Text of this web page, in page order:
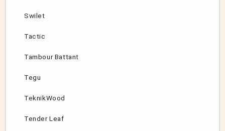
Swilet
Tactic
Tambour Battant
Tegu
TeknikWood
Tender Leaf